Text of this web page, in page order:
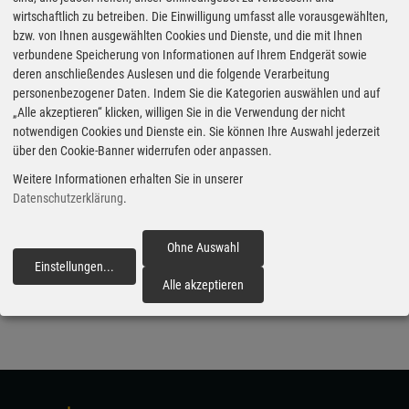
Suzuki noch nicht, die Markteinführung soll im
Laufe des Winters erfolgen. (ampnet/jri)
Aus dem Corolla Touring Sports wird im Rahmen des
Badge-Engineerings der Kombi Swace. bekannter
Hybridantrieb. Markteinführung erfolgt im Winter.
Veröffentlicht am 04.10.2020
Marken & Modelle Suzuki Swace
Suzuki Swace
wirtschaftlich zu betreiben. Die Einwilligung umfasst alle vorausgewählten,
bzw. von Ihnen ausgewählten Cookies und Dienste, und die mit Ihnen
verbundene Speicherung von Informationen auf Ihrem Endgerät sowie
deren anschließendes Auslesen und die folgende Verarbeitung
personenbezogener Daten. Indem Sie die Kategorien auswählen und auf
„Alle akzeptieren“ klicken, willigen Sie in die Verwendung der nicht
notwendigen Cookies und Dienste ein. Sie können Ihre Auswahl jederzeit
über den Cookie-Banner widerrufen oder anpassen.
Weitere Informationen erhalten Sie in unserer
Datenschutzerklärung.
Einstellungen...
Ohne Auswahl
Alle akzeptieren